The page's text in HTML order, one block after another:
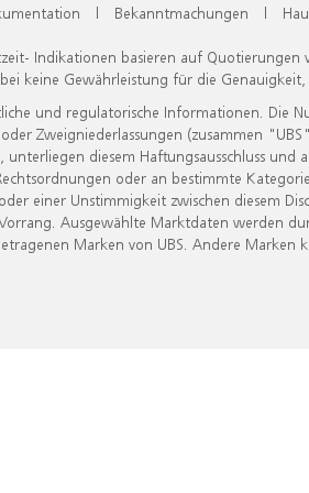
| Bekanntmachungen |
Indikationen basieren auf
keine Gewährleistung für die
und regulatorische Informationen. Die
Zweigniederlassungen (zusammen
diesem Haftungsausschluss
oder an bestimmte
einer Unstimmigkeit zwischen diesem
Ausgewählte Marktdaten werden
Marken von UBS. Andere Marken